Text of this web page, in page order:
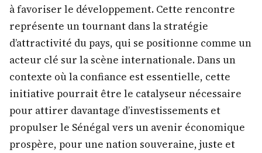
à favoriser le développement. Cette rencontre
représente un tournant dans la stratégie
d’attractivité du pays, qui se positionne comme un
acteur clé sur la scène internationale. Dans un
contexte où la confiance est essentielle, cette
initiative pourrait être le catalyseur nécessaire
pour attirer davantage d’investissements et
propulser le Sénégal vers un avenir économique
prospère, pour une nation souveraine, juste et